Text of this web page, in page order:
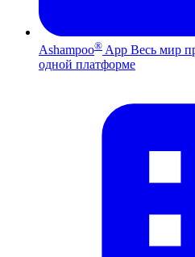
Ashampoo® App Весь мир
одной платформе